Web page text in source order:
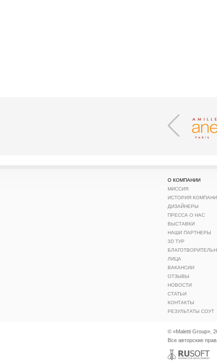
О КОМПАНИИ
МИССИЯ
ИСТОРИЯ
ДИЗАЙНЕРЫ
ПРЕССА О НАС
ВЫСТАВКИ
НАШИ ПАРТНЕРЫ
3D ТУР
ЛИЦА
ВАКАНСИИ
ОТЗЫВЫ
НОВОСТИ
СТАТЬИ
КОНТАКТЫ
РЕЗУЛЬТАТЫ СОУТ
© «Maletti Group»,
Все авторские